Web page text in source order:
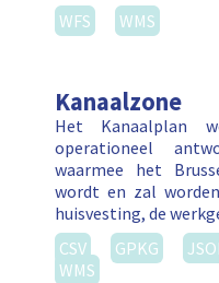
WFS
WMS
Kanaalzone
Het Kanaalplan
operationeel
waarmee het
wordt en zal
huisvesting, de
CSV
GPKG
WMS